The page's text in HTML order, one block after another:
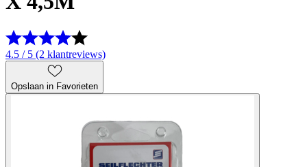
4.5 / 5 (2 klantreviews)
Opslaan in Favorieten